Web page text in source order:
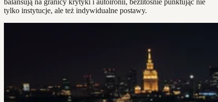
balansują na granicy krytyki i autoironii, bezlitośnie punktując nie
tylko instytucje, ale też indywidualne postawy.